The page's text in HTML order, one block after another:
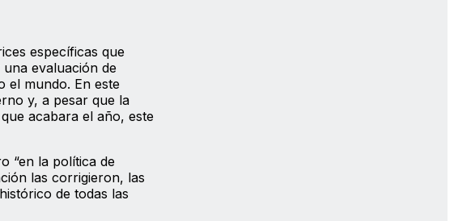
específicas que
evaluación de
el mundo. En este
y, a pesar que la
acabara el año, este
“en la política de
las corrigieron, las
de todas las